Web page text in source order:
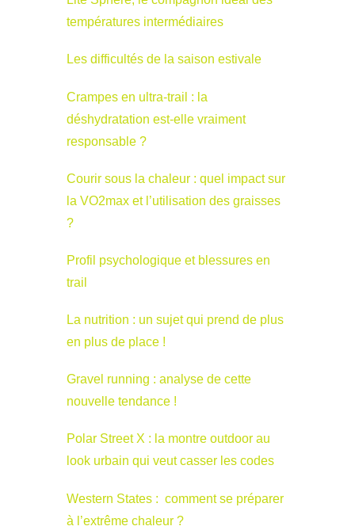
températures intermédiaires
Les difficultés de la saison estivale
Crampes en ultra-trail : la
déshydratation est-elle vraiment
responsable ?
Courir sous la chaleur : quel impact sur
la VO2max et l’utilisation des graisses
?
Profil psychologique et blessures en
trail
La nutrition : un sujet qui prend de plus
en plus de place !
Gravel running : analyse de cette
nouvelle tendance !
Polar Street X : la montre outdoor au
look urbain qui veut casser les codes
Western States : comment se préparer
à l’extrême chaleur ?